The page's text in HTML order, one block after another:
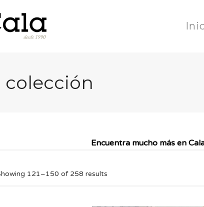
colección
Encuentra mucho más en
121–150 of 258 results